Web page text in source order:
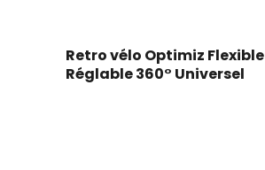
produit
existe
Retro vélo Optimiz Flexible
Réglable 360° Universel